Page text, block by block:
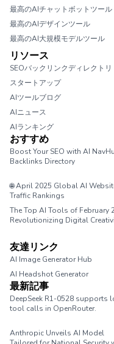
最高のAIチャットボットツール
最高のAIデザインツール
最高のAI大規模モデルツール
リソース
SEOバックリンクディレクトリ
スタートアップ
AIツールブログ
AIニュース
AIランキング
おすすめ
Boost Your SEO with AI
Backlinks Directory
🌐 April 2025 Global AI
Traffic Rankings
The Top AI Tools of February
Revolutionizing Digital
友達リンク
AI Image Generator Hub
AI Headshot Generator
最新記事
DeepSeek R1-0528 supports
tool calls in OpenRouter.
Anthropic Unveils AI Model